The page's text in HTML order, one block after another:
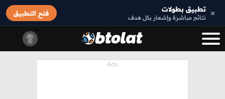
× تطبيق بطولات
نتائج مباشرة وإشعار بكل هدف
فتح التطبيق